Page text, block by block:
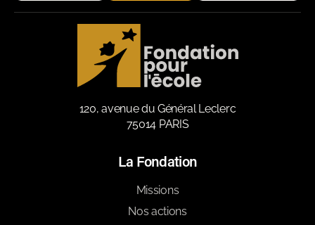
120, avenue du Général Leclerc
75014 PARIS
La Fondation
Missions
Nos actions